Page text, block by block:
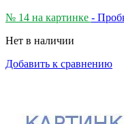
№ 14 на картинке -
Нет в наличии
Добавить к сравнению